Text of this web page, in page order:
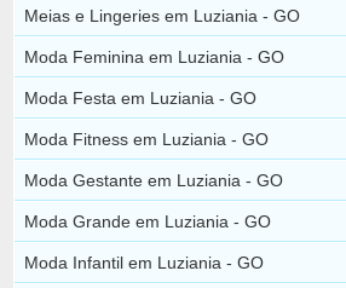
Meias e Lingeries em Luziania - GO
Moda Feminina em Luziania - GO
Moda Festa em Luziania - GO
Moda Fitness em Luziania - GO
Moda Gestante em Luziania - GO
Moda Grande em Luziania - GO
Moda Infantil em Luziania - GO